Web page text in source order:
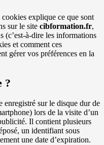
explique ce que sont
sur le site cibformation.fr,
(c’est-à-dire les informations
et comment ces
gérer vos préférences en la
?
sur le disque dur de
lors de la visite d’un
Il contient plusieurs
un identifiant sous
une date d’expiration.